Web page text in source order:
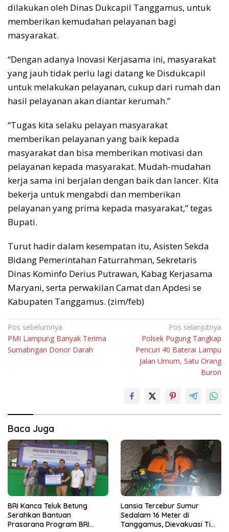
dilakukan oleh Dinas Dukcapil Tanggamus, untuk
memberikan kemudahan pelayanan bagi
masyarakat.
“Dengan adanya Inovasi Kerjasama ini, masyarakat
yang jauh tidak perlu lagi datang ke Disdukcapil
untuk melakukan pelayanan, cukup dari rumah dan
hasil pelayanan akan diantar kerumah.”
“Tugas kita selaku pelayan masyarakat
memberikan pelayanan yang baik kepada
masyarakat dan bisa memberikan motivasi dan
pelayanan kepada masyarakat. Mudah-mudahan
kerja sama ini berjalan dengan baik dan lancer. Kita
bekerja untuk mengabdi dan memberikan
pelayanan yang prima kepada masyarakat,” tegas
Bupati.
Turut hadir dalam kesempatan itu, Asisten Sekda
Bidang Pemerintahan Faturrahman, Sekretaris
Dinas Kominfo Derius Putrawan, Kabag Kerjasama
Maryani, serta perwakilan Camat dan Apdesi se
Kabupaten Tanggamus. (zim/feb)
Navigasi
pos
Pos sebelumnya
PMI Lampung Banyak Terima
Sumabngan Donor Darah
Pos selanjutnya
Polsek Pugung Tangkap
Pencuri 40 Baterai Lampu
Jalan Umum, Satu Orang
Buron
Baca Juga
BRI Kanca Teluk Betung
Serahkan Bantuan
Prasarana Program BRI
Lansia Tercebur Sumur
Sedalam 16 Meter di
Tanggamus, Dievakuasi Tim